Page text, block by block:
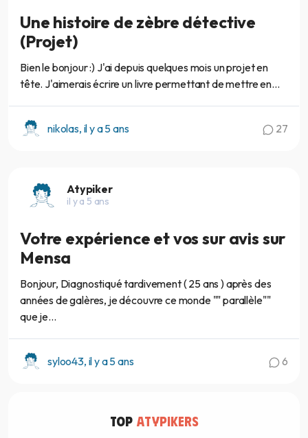
Une histoire de zèbre détective
(Projet)
Bien le bonjour :) J'ai depuis quelques mois un projet en
tête. J'aimerais écrire un livre permettant de mettre en...
nikolas, il y a 5 ans 27
Atypiker
il y a 5 ans
Votre expérience et vos sur avis sur
Mensa
Bonjour, Diagnostiqué tardivement ( 25 ans ) après des
années de galères, je découvre ce monde "" parallèle""
que je...
syloo43, il y a 5 ans 6
TOP ATYPIKERS